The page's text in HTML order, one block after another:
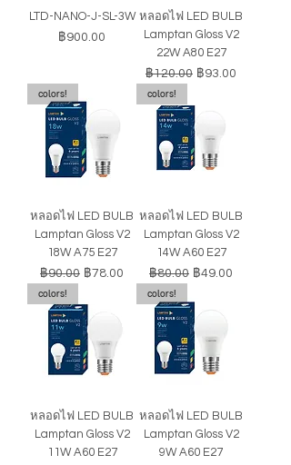
LTD-NANO-J-SL-3W
ราคา
฿900.00
หลอดไฟ LED BULB
Lamptan Gloss V2
22W A80 E27
ราคาปกติ
฿120.00 ราคาขายลด
฿93.00
colors!
หลอดไฟ LED BULB
Lamptan Gloss V2
18W A75 E27
ราคาปกติ
฿90.00 ราคาขายลด
฿78.00
colors!
หลอดไฟ LED BULB
Lamptan Gloss V2
14W A60 E27
ราคาปกติ
฿80.00 ราคาขายลด
฿49.00
colors!
หลอดไฟ LED BULB
Lamptan Gloss V2
11W A60 E27
colors!
หลอดไฟ LED BULB
Lamptan Gloss V2
9W A60 E27